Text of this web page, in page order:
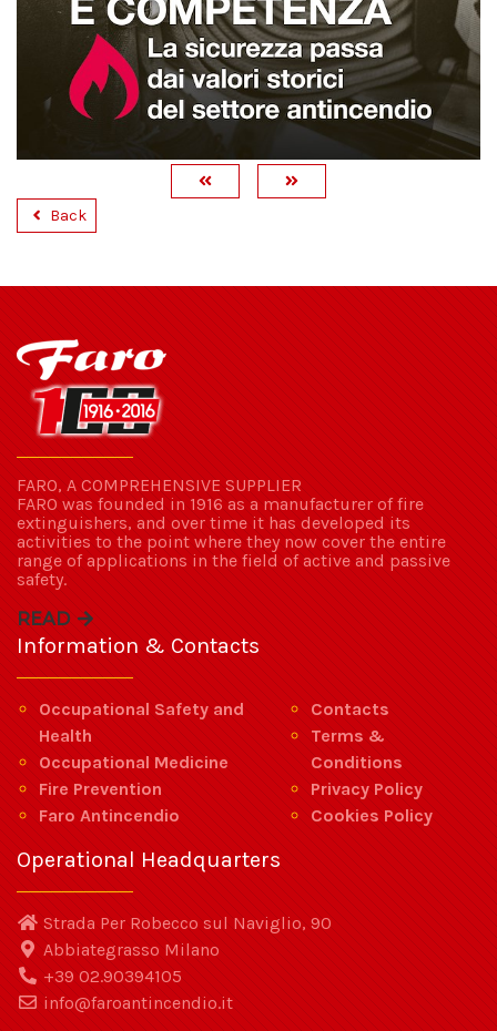
Back
FARO, A COMPREHENSIVE SUPPLIER
FARO was founded in 1916 as a manufacturer of fire
extinguishers, and over time it has developed its
activities to the point where they now cover the entire
range of applications in the field of active and passive
safety.
READ
Information & Contacts
Occupational Safety and
Health
Occupational Medicine
Fire Prevention
Faro Antincendio
Contacts
Terms &
Conditions
Privacy Policy
Cookies Policy
Operational Headquarters
Strada Per Robecco sul Naviglio, 90
Abbiategrasso Milano
+39 02.90394105
info@faroantincendio.it